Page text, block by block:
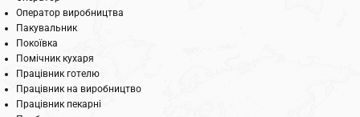
Оператор виробництва
Пакувальник
Покоївка
Помічник кухаря
Працівник готелю
Працівник на виробництво
Працівник пекарні